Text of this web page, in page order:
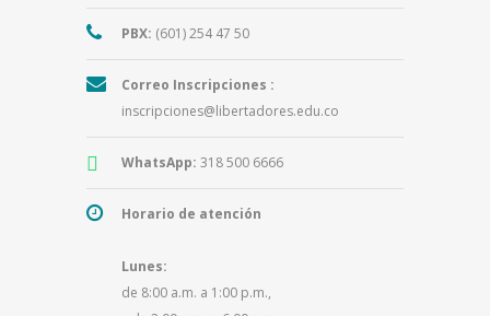
PBX: (601) 254 47 50
Correo Inscripciones :
inscripciones@libertadores.edu.co
WhatsApp: 318 500 6666
Horario de atención
Lunes:
de 8:00 a.m. a 1:00 p.m.,